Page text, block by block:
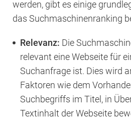
werden, gibt es einige
das Suchmaschinenranking
Relevanz: Die
relevant eine Webseite für
Suchanfrage ist. Dies wird
Faktoren wie dem
Suchbegriffs im Titel, in
Textinhalt der Webseite